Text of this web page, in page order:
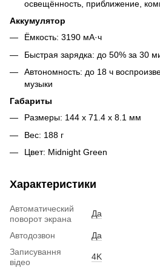
освещённость, приближение,
Аккумулятор
Ёмкость: 3190 мА·ч
Быстрая зарядка: до 50% за 30
Автономность: до 18 ч
музыки
Габариты
Размеры: 144 x 71.4 x 8.1 мм
Вес: 188 г
Цвет: Midnight Green
Характеристики
Автоматический
поворот экрана
Да
Автодозвон
Да
Записування
відео
4K